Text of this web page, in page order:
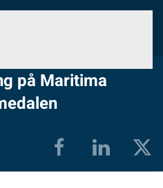
på Maritima